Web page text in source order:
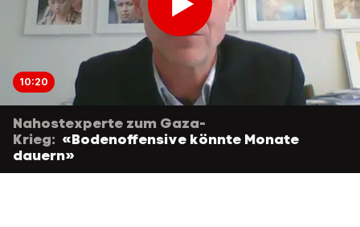
10:20
Nahostexperte zum Gaza-
Krieg: «Bodenoffensive könnte Monate
dauern»